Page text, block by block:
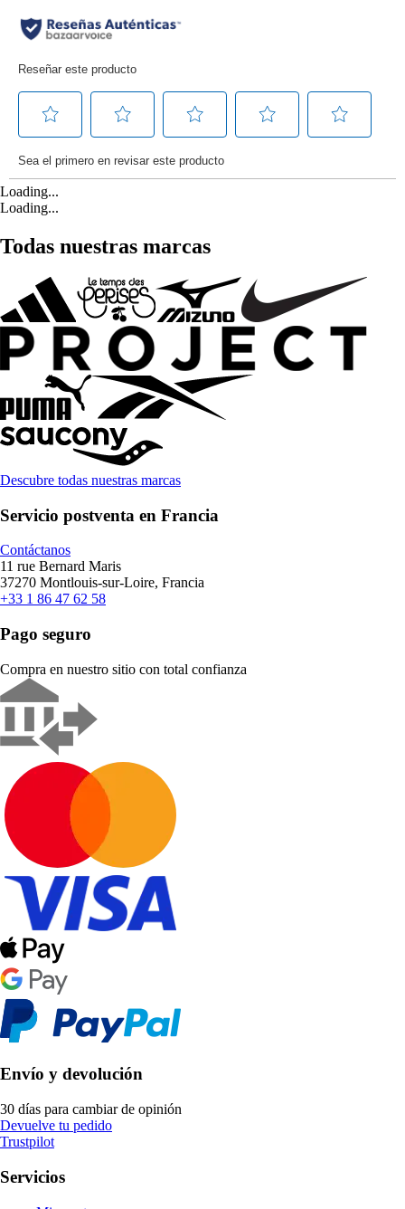
Loading...
Loading...
Todas nuestras marcas
Descubre todas nuestras marcas
Servicio postventa en Francia
Contáctanos
11 rue Bernard Maris
37270 Montlouis-sur-Loire, Francia
+33 1 86 47 62 58
Pago seguro
Compra en nuestro sitio con total confianza
Envío y devolución
30 días para cambiar de opinión
Devuelve tu pedido
Trustpilot
Servicios